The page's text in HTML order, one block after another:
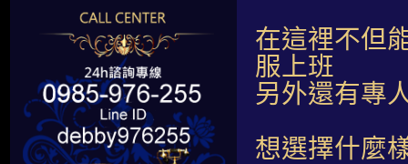
在這裡不但
服上班
另外還有專
想選擇什麼